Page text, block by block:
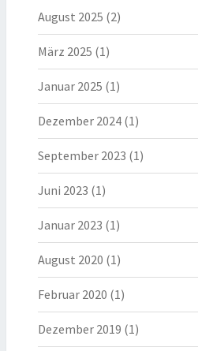
August 2025 (2)
März 2025 (1)
Januar 2025 (1)
Dezember 2024 (1)
September 2023 (1)
Juni 2023 (1)
Januar 2023 (1)
August 2020 (1)
Februar 2020 (1)
Dezember 2019 (1)